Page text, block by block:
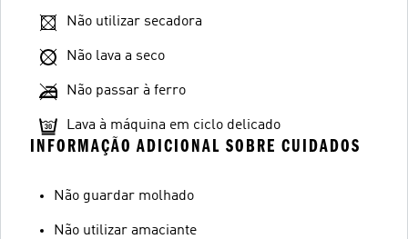
Não utilizar secadora
Não lava a seco
Não passar à ferro
Lava à máquina em ciclo delicado
INFORMAÇÃO ADICIONAL SOBRE CUIDADOS
Não guardar molhado
Não utilizar amaciante